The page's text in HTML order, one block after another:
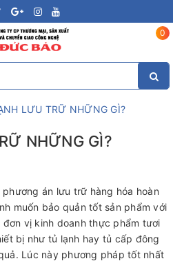
0
LƯU TRỮ NHỮNG GÌ?
NHỮNG GÌ?
án lưu trữ hàng hóa hoàn
muốn bảo quản tốt sản phẩm với
vị kinh doanh thực phẩm tươi
bị như tủ lạnh hay tủ cấp đông
Lúc này phương pháp tốt nhất